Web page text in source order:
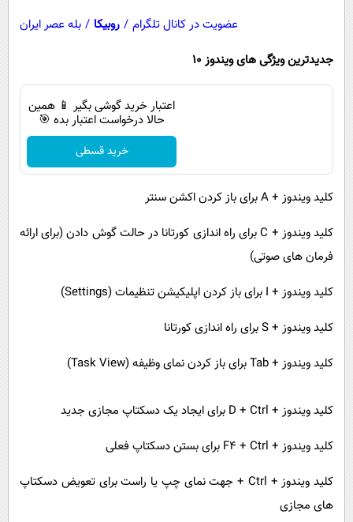
عضویت در کانال تلگرام / روبیکا / بله عصر ایران
جدیدترین ویژگی های ویندوز 10
اعتبار خرید گوشی بگیر 📱 همین
حالا درخواست اعتبار بده 🎯
خرید قسطی
کلید ویندوز +Aبرای باز کردن اکشن سنتر
کلید ویندوز + Cبرای راه اندازی کورتانا در حالت گوش دادن (برای ارائه
فرمان های صوتی)
کلید ویندوز + I برای باز کردن اپلیکیشن تنظیمات (Settings
)
کلید ویندوز +Sبرای راه اندازی کورتانا
کلید ویندوز +Tabبرای باز کردن نمای وظیفه (Task View
)
کلید ویندوز + Ctrl
+
D برای ایجاد یک دسکتاپ مجازی جدید
کلید ویندوز + Ctrl
+
F4 برای بستن دسکتاپ فعلی
کلید ویندوز + Ctrl + جهت نمای چپ یا راست برای تعویض دسکتاپ
های مجازی